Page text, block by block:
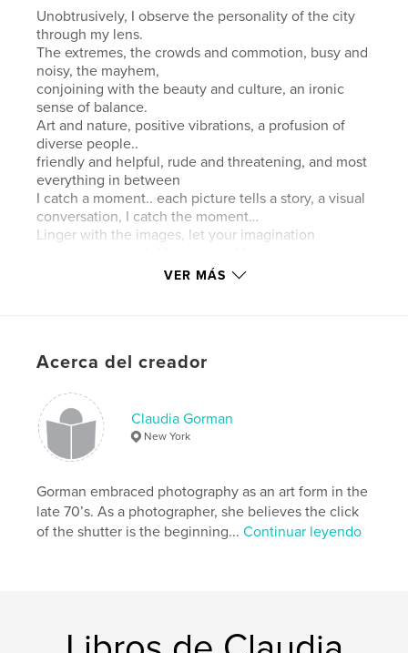
Unobtrusively, I observe the personality of the city
through my lens.
The extremes, the crowds and commotion, busy and
noisy, the mayhem,
conjoining with the beauty and culture, an ironic
sense of balance.
Art and nature, positive vibrations, a profusion of
diverse people..
friendly and helpful, rude and threatening, and most
everything in between
I catch a moment.. each picture tells a story, a visual
conversation, I catch the moment…
Linger with the images, let your imagination
Categoría principal:
Categorías adicionales
formato
N.º de páginas:86
ISBN
Tapa blanda: 9781364029791
,
VER MÁS
Acerca del creador
Claudia Gorman
New York
Gorman embraced photography as an art form in the
late 70’s. As a photographer, she believes the click
of the shutter is the beginning...Continuar leyendo